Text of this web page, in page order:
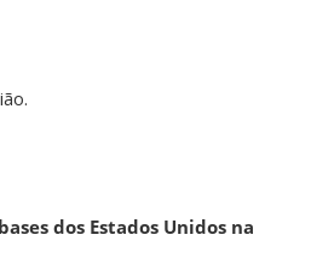
dos Estados Unidos na